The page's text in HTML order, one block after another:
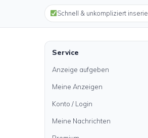
Schnell & unkompliziert
Service
Anzeige aufgeben
Meine Anzeigen
Konto / Login
Meine Nachrichten